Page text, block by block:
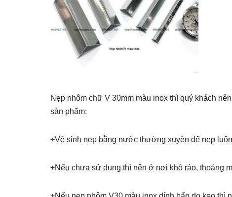
Nẹp nhôm chữ V 30mm màu inox thì quý khách
sản phẩm:
+Vệ sinh nẹp bằng nước thường xuyên để nẹp
+Nếu chưa sử dụng thì nên ở nơi khô ráo, thoáng